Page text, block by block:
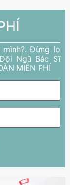
Đừng lo
Ngũ Bác Sĩ
MIỄN PHÍ